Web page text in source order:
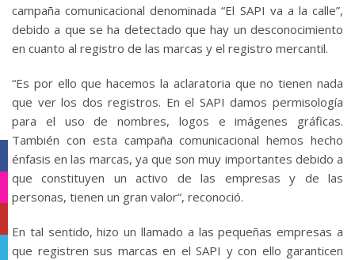
campaña comunicacional denominada “El SAPI va a la calle”,
debido a que se ha detectado que hay un desconocimiento
en cuanto al registro de las marcas y el registro mercantil.
“Es por ello que hacemos la aclaratoria que no tienen nada
que ver los dos registros. En el SAPI damos permisología
para el uso de nombres, logos e imágenes gráficas.
También con esta campaña comunicacional hemos hecho
énfasis en las marcas, ya que son muy importantes debido a
que constituyen un activo de las empresas y de las
personas, tienen un gran valor”, reconoció.
En tal sentido, hizo un llamado a las pequeñas empresas a
que registren sus marcas en el SAPI y con ello garanticen
Facebook
Instagram
Telegram